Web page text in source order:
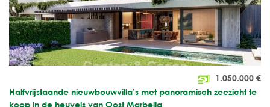
1.050.000 €
Halfvrijstaande nieuwbouwvilla’s met panoramisch zeezicht te
koop in de heuvels van Oost Marbella